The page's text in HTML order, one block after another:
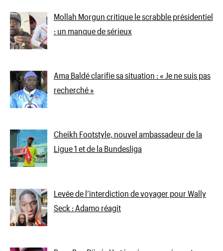
Mollah Morgun critique le scrabble présidentiel
: un manque de sérieux
Ama Baldé clarifie sa situation : « Je ne suis pas
recherché »
Cheikh Footstyle, nouvel ambassadeur de la
Ligue 1 et de la Bundesliga
Levée de l’interdiction de voyager pour Wally
Seck : Adamo réagit